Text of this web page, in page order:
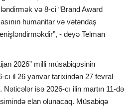
və 8-ci “Brand Award
humanitar və vətəndaş
- deyə Telman
2026” milli müsabiqəsinin
il 26 yanvar tarixindən 27 fevral
isə 2026-cı ilin martın 11-də
elan olunacaq. Müsabiqə